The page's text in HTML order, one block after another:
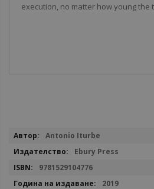
execution, no matter how young the
Повече
Antonio Iturbe
Ebury Press
9781529104776
2019